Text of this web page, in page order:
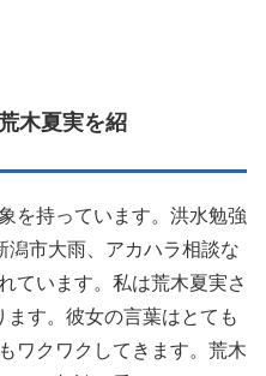
木夏実を紹
を持っています。洪水勉強
潟市大雨、アカハラ相談な
ています。私は荒木夏実さ
す。彼女の言葉はとても
ワクワクしてきます。荒木